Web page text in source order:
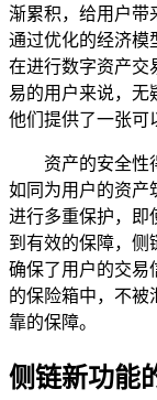
渐累积，给用户带
通过优化的经济模
在进行数字资产交
易的用户来说，无
他们提供了一张可
资产的安全性
如同为用户的资产
进行多重保护，即
到有效的保障，侧
确保了用户的交易
的保险箱中，不被
靠的保障。
侧链新功能